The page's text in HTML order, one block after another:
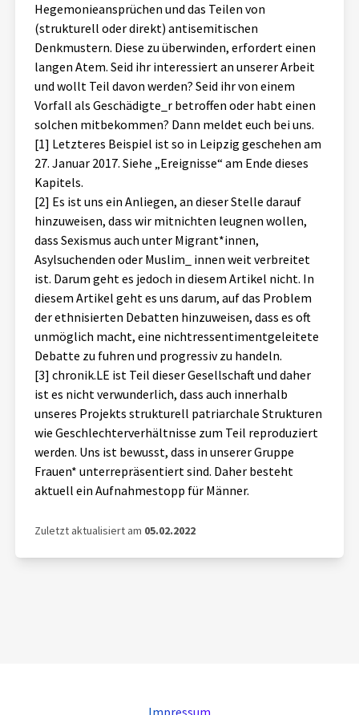
Hegemonieansprüchen und das Teilen von
(strukturell oder direkt) antisemitischen
Denkmustern. Diese zu überwinden, erfordert einen
langen Atem. Seid ihr interessiert an unserer Arbeit
und wollt Teil davon werden? Seid ihr von einem
Vorfall als Geschädigte_r betroffen oder habt einen
solchen mitbekommen? Dann meldet euch bei uns.
[1] Letzteres Beispiel ist so in Leipzig geschehen am
27. Januar 2017. Siehe „Ereignisse“ am Ende dieses
Kapitels.
[2] Es ist uns ein Anliegen, an dieser Stelle darauf
hinzuweisen, dass wir mitnichten leugnen wollen,
dass Sexismus auch unter Migrant*innen,
Asylsuchenden oder Muslim_ innen weit verbreitet
ist. Darum geht es jedoch in diesem Artikel nicht. In
diesem Artikel geht es uns darum, auf das Problem
der ethnisierten Debatten hinzuweisen, dass es oft
unmöglich macht, eine nichtressentimentgeleitete
Debatte zu fuhren und progressiv zu handeln.
[3] chronik.LE ist Teil dieser Gesellschaft und daher
ist es nicht verwunderlich, dass auch innerhalb
unseres Projekts strukturell patriarchale Strukturen
wie Geschlechterverhältnisse zum Teil reproduziert
werden. Uns ist bewusst, dass in unserer Gruppe
Frauen* unterrepräsentiert sind. Daher besteht
aktuell ein Aufnahmestopp für Männer.
Zuletzt aktualisiert am 05.02.2022